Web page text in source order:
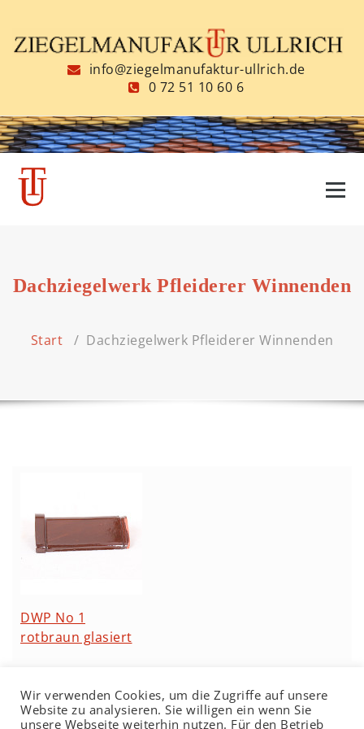
springen
info@ziegelmanufaktur-ullrich.de
0 72 51 10 60 6
Dachziegelwerk Pfleiderer Winnenden
Start / Dachziegelwerk Pfleiderer Winnenden
DWP No 1
rotbraun glasiert
Wir verwenden Cookies, um die Zugriffe auf unsere
Website zu analysieren. Sie willigen ein wenn Sie
unsere Webseite weiterhin nutzen. Für den Betrieb